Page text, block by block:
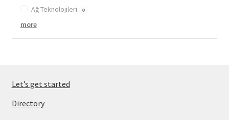
Ağ Teknolojileri 0
more
Let’s get started
Directory